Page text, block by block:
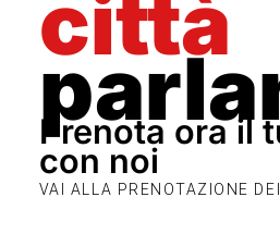
città
Prenota ora il
con noi
VAI ALLA PRENOTAZIONE